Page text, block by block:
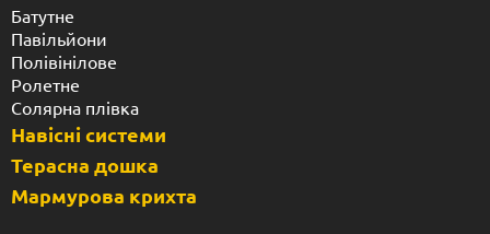
Батутне
Павільйони
Полівінілове
Ролетне
Солярна плівка
Навісні системи
Терасна дошка
Мармурова крихта